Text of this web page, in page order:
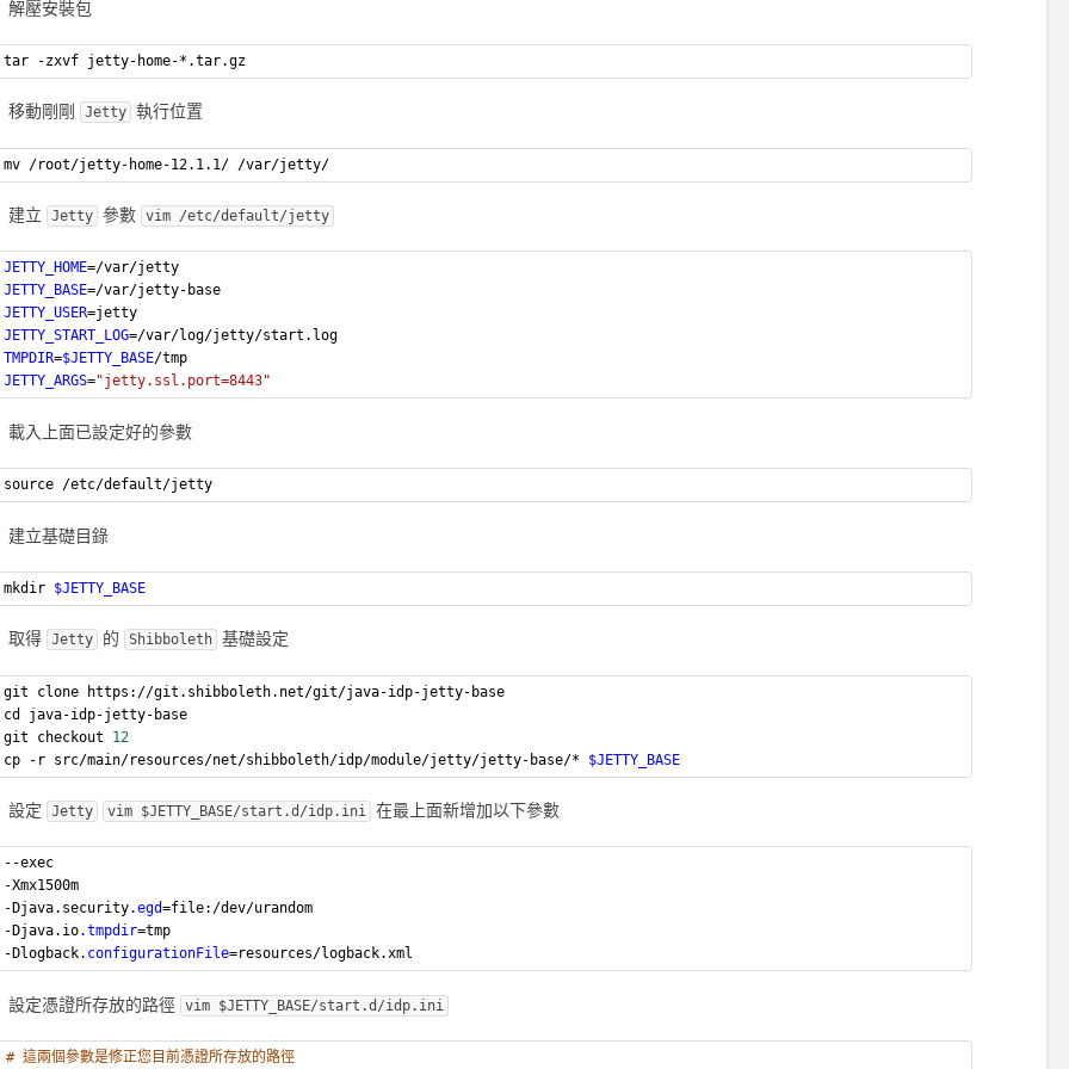
解壓安裝包
tar -zxvf jetty-home-*.tar.gz
移動剛剛 Jetty 執行位置
mv /root/jetty-home-12.1.1/ /var/jetty/
建立 Jetty 參數 vim /etc/default/jetty
JETTY_HOME=/var/jetty
JETTY_BASE=/var/jetty-base
JETTY_USER=jetty
JETTY_START_LOG=/var/log/jetty/start.log
TMPDIR=$JETTY_BASE/tmp
JETTY_ARGS="jetty.ssl.port=8443"
載入上面已設定好的參數
source /etc/default/jetty
建立基礎目錄
mkdir $JETTY_BASE
取得 Jetty 的 Shibboleth 基礎設定
git clone https://git.shibboleth.net/git/java-idp-jetty-base
cd java-idp-jetty-base
git checkout 12
cp -r src/main/resources/net/shibboleth/idp/module/jetty/jetty-base/* $JETTY_BASE
設定 Jetty vim $JETTY_BASE/start.d/idp.ini 在最上面新增加以下參數
--exec
-Xmx1500m
-Djava.security.egd=file:/dev/urandom
-Djava.io.tmpdir=tmp
-Dlogback.configurationFile=resources/logback.xml
設定憑證所存放的路徑 vim $JETTY_BASE/start.d/idp.ini
# 這兩個參數是修正您目前憑證所存放的路徑